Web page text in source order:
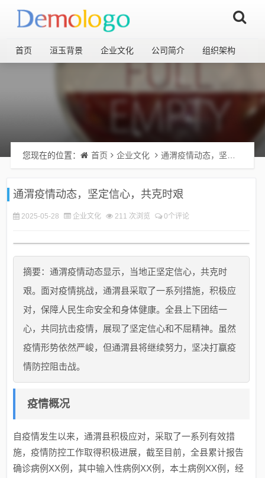
首页 洹玉背景 企业文化 公司简介 组织架构
您现在的位置： 首页 企业文化 通渭疫情动态，坚定信心，共克时艰
通渭疫情动态，坚定信心，共克时艰
2025-05-28 企业文化 211 次浏览 0个评论
摘要：通渭疫情动态显示，当地正坚定信心，共克时
艰。面对疫情挑战，通渭县采取了一系列措施，积极应
对，保障人民生命安全和身体健康。全县上下团结一
心，共同抗击疫情，展现了坚定信心和不屈精神。虽然
疫情形势依然严峻，但通渭县将继续努力，坚决打赢疫
情防控阻击战。
疫情概况
自疫情发生以来，通渭县积极应对，采取了一系列有效措
施，疫情防控工作取得积极进展，截至目前，全县累计报告
确诊病例XX例，其中输入性病例XX例，本土病例XX例，经